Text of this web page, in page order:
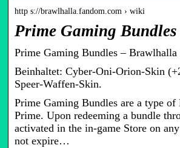
http s://brawlhalla.fandom.com › wiki
Prime Gaming
Prime Gaming Bundles –
Beinhaltet: Cyber-Oni-Orion-Skin
Speer-Waffen-Skin.
Prime Gaming Bundles are a type
Prime. Upon redeeming a bundle
activated in the in-game Store on
not expire…